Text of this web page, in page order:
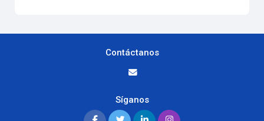
Contáctanos
Síganos